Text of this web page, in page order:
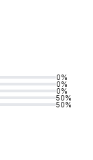
0%
0%
0%
50%
50%